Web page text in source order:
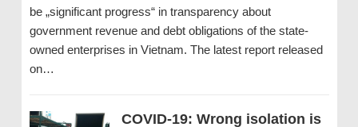
be „significant progress“ in transparency about
government revenue and debt obligations of the state-
owned enterprises in Vietnam. The latest report released
on…
COVID-19: Wrong isolation is